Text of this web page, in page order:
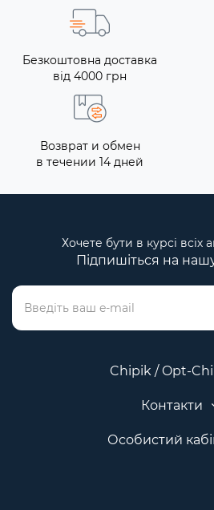
Безкоштовна доставка
від 4000 грн
Возврат и обмен
в течении 14 дней
Хочете бути в курсі всіх
Підпишіться на
Chipik / Opt-
Контакти
Особистий